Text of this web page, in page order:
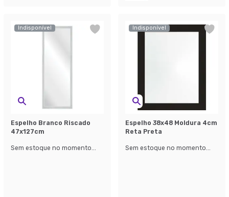
Indisponível
Espelho Branco Riscado
47x127cm
Sem estoque no momento...
Indisponível
Espelho 38x48 Moldura 4cm
Reta Preta
Sem estoque no momento...